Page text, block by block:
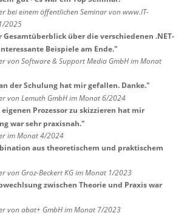
bei einem öffentlichen Seminar von www.IT-
2025
Gesamtüberblick über die verschiedenen .NET-
Beispiele am Ende."
von Software & Support Media GmbH im Monat
der Schulung hat mir gefallen. Danke."
von Lemuth GmbH im Monat 6/2024
Prozessor zu skizzieren hat mir
war sehr praxisnah."
im Monat 4/2024
aus theoretischem und praktischem
von Groz-Beckert KG im Monat 1/2023
zwischen Theorie und Praxis war
von abat+ GmbH im Monat 7/2023